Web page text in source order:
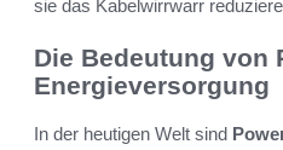
sie das Kabelwirrwarr
Die Bedeutung von
Energieversorgung
In der heutigen Welt sind